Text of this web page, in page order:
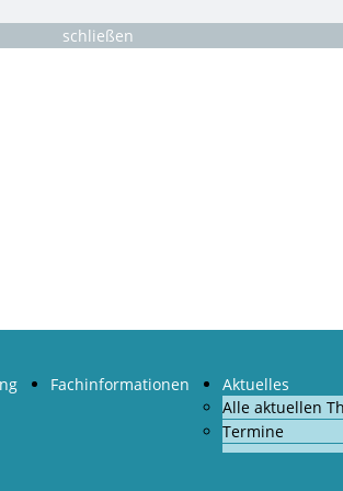
schließen
Fachinformationen
Aktuelles
Alle aktuellen
Termine